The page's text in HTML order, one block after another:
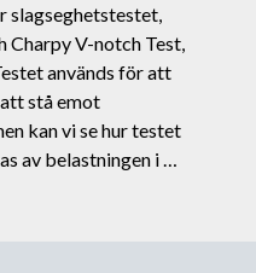
slagseghetstestet,
Charpy V-notch Test,
används för att
stå emot
kan vi se hur testet
av belastningen i …